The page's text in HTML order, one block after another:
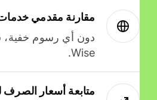
مقارنة مقدمي
دون أي رسوم
Wise.
متابعة أسعار